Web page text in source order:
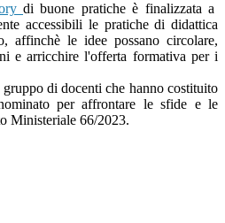
di buone pratiche è finalizzata a
accessibili le pratiche di didattica
affinchè le idee possano circolare,
e arricchire l'offerta formativa per i
di docenti che hanno costituito
per affrontare le sfide e le
Ministeriale 66/2023.